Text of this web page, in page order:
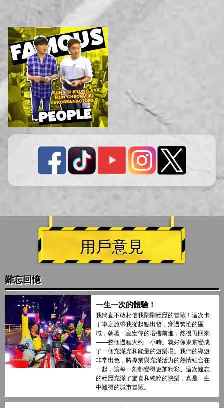
用戶意見
難忘回憶
一生一次的體驗！
我簡直不敢相信我剛剛經歷的冒險！這次卡
丁車之旅帶我從起點出發，穿過繁忙的區
域，朝著一座宏偉的塔樓前進，然後再回來
——整個過程大約一小時。就好像東京變成
了一個充滿光和能量的遊樂場。我們的導遊
非常出色，將專業與充滿活力的熱情結合在
一起，讓每一刻都變得更加精彩。這次難忘
的經歷充滿了驚喜和純粹的快樂，真是一生
中難得的城市冒險。